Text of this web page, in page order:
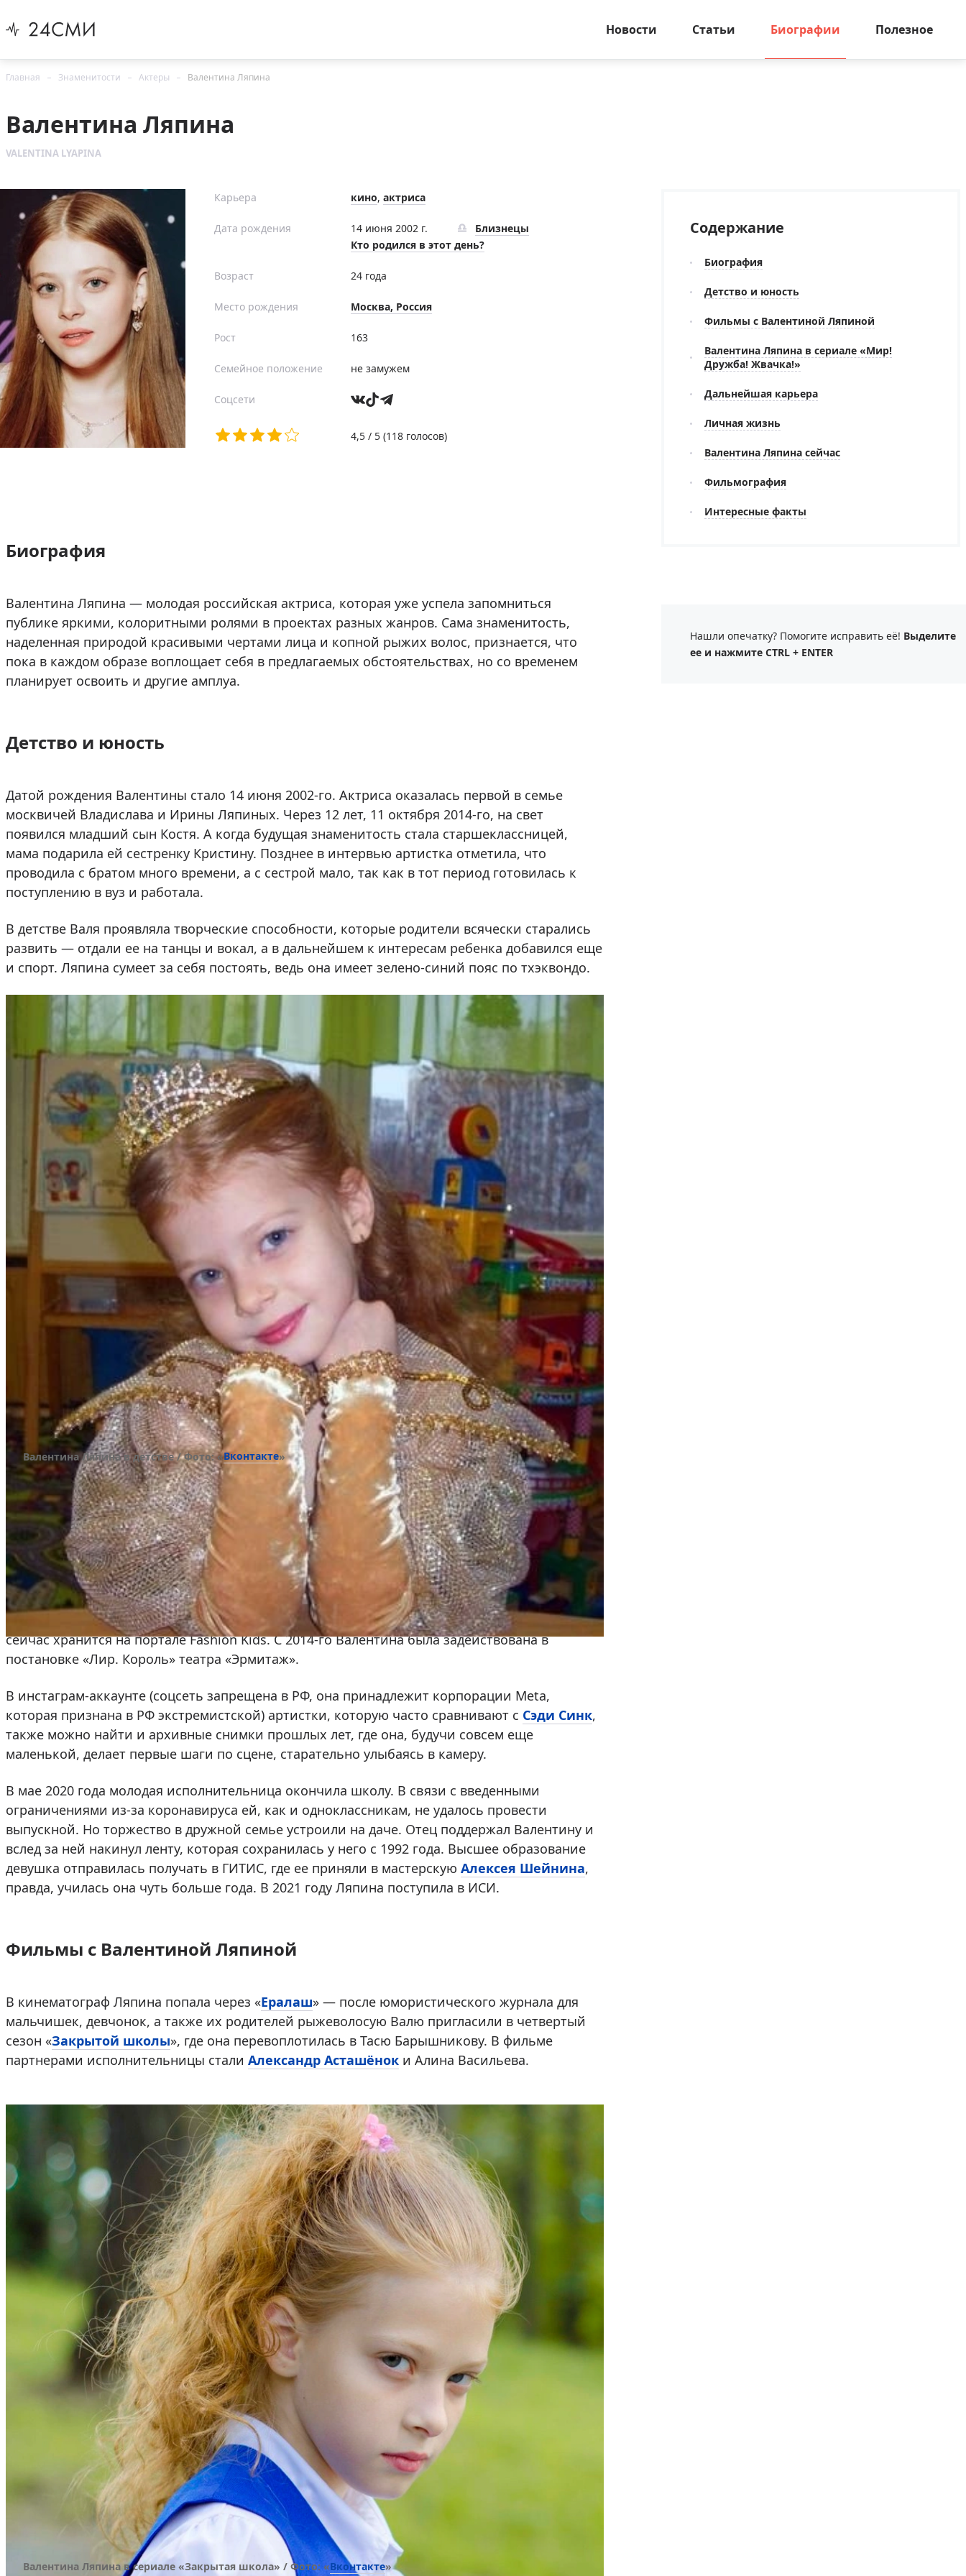
Новости Статьи Биографии Полезное
Главная Знаменитости Актеры Валентина Ляпина
Валентина Ляпина
VALENTINA LYAPINA
Карьера кино, актриса
Дата рождения 14 июня 2002 г.
Близнецы
Кто родился в этот день?
Возраст 24 года
Место рождения Москва, Россия
Рост 163
Семейное положение не замужем
Соцсети
4,5 / 5 (118 голосов)
Биография
Валентина Ляпина — молодая российская актриса, которая уже успела запомниться
публике яркими, колоритными ролями в проектах разных жанров. Сама знаменитость,
наделенная природой красивыми чертами лица и копной рыжих волос, признается, что
пока в каждом образе воплощает себя в предлагаемых обстоятельствах, но со временем
планирует освоить и другие амплуа.
Детство и юность
Датой рождения Валентины стало 14 июня 2002-го. Актриса оказалась первой в семье
москвичей Владислава и Ирины Ляпиных. Через 12 лет, 11 октября 2014-го, на свет
появился младший сын Костя. А когда будущая знаменитость стала старшеклассницей,
мама подарила ей сестренку Кристину. Позднее в интервью артистка отметила, что
проводила с братом много времени, а с сестрой мало, так как в тот период готовилась к
поступлению в вуз и работала.
В детстве Валя проявляла творческие способности, которые родители всячески старались
развить — отдали ее на танцы и вокал, а в дальнейшем к интересам ребенка добавился еще
и спорт. Ляпина сумеет за себя постоять, ведь она имеет зелено-синий пояс по тхэквондо.
Валентина Ляпина в детстве / Фото: «Вконтакте»
Прежде чем пойти в первый класс гимназии № 1552 с углубленным изучением английского
языка, Валентина активно участвовала в модных показах (например, MoscowDreams),
снималась в рекламе и фотосессиях, посещала VIVart и President Kids, украшала российские
глянцевые издания Elle и Vogue.
Ее портфолио с подробным указанием параметров на тот момент (рост 163 см, вес 43 кг) и
сейчас хранится на портале Fashion Kids. C 2014-го Валентина была задействована в
постановке «Лир. Король» театра «Эрмитаж».
В инстаграм-аккаунте (соцсеть запрещена в РФ, она принадлежит корпорации Meta,
которая признана в РФ экстремистской) артистки, которую часто сравнивают с Сэди Синк,
также можно найти и архивные снимки прошлых лет, где она, будучи совсем еще
маленькой, делает первые шаги по сцене, старательно улыбаясь в камеру.
В мае 2020 года молодая исполнительница окончила школу. В связи с введенными
ограничениями из-за коронавируса ей, как и одноклассникам, не удалось провести
выпускной. Но торжество в дружной семье устроили на даче. Отец поддержал Валентину и
вслед за ней накинул ленту, которая сохранилась у него с 1992 года. Высшее образование
девушка отправилась получать в ГИТИС, где ее приняли в мастерскую Алексея Шейнина,
правда, училась она чуть больше года. В 2021 году Ляпина поступила в ИСИ.
Фильмы с Валентиной Ляпиной
В кинематограф Ляпина попала через «Ералаш» — после юмористического журнала для
мальчишек, девчонок, а также их родителей рыжеволосую Валю пригласили в четвертый
сезон «Закрытой школы», где она перевоплотилась в Тасю Барышникову. В фильме
партнерами исполнительницы стали Александр Асташёнок и Алина Васильева.
Валентина Ляпина в сериале «Закрытая школа» / Фото: «Вконтакте»
Содержание
Биография
Детство и юность
Фильмы с Валентиной Ляпиной
Валентина Ляпина в сериале «Мир!
Дружба! Жвачка!»
Дальнейшая карьера
Личная жизнь
Валентина Ляпина сейчас
Фильмография
Интересные факты
Нашли опечатку? Помогите исправить её! Выделите
ее и нажмите CTRL + ENTER